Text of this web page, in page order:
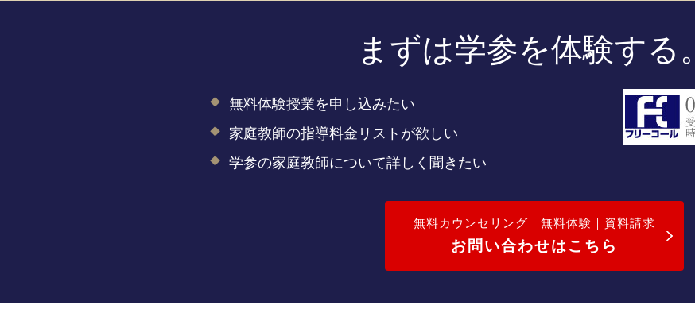
まずは学参を体験する。
無料体験授業を申し込みたい
家庭教師の指導料金リストが欲しい
学参の家庭教師について詳しく聞きたい
無料カウンセリング｜無料体験｜資料請求
お問い合わせはこちら